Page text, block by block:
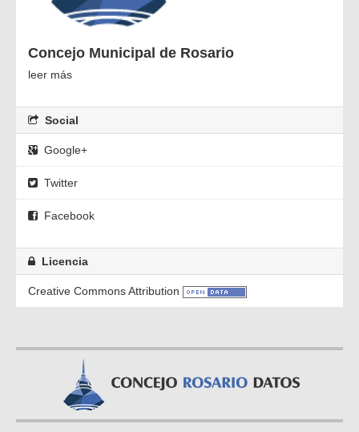
Concejo Municipal de Rosario
leer más
Social
Google+
Twitter
Facebook
Licencia
Creative Commons Attribution